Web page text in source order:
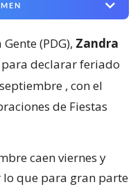
(PDG), Zandra
para declarar feriado
, con el
de Fiestas
caen viernes y
que para gran parte